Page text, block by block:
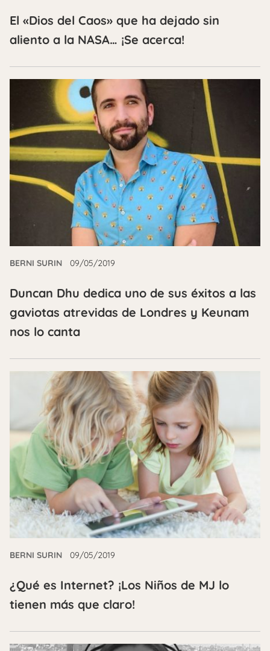
El «Dios del Caos» que ha dejado sin
aliento a la NASA… ¡Se acerca!
BERNI SURIN 09/05/2019
Duncan Dhu dedica uno de sus éxitos a las
gaviotas atrevidas de Londres y Keunam
nos lo canta
BERNI SURIN 09/05/2019
¿Qué es Internet? ¡Los Niños de MJ lo
tienen más que claro!